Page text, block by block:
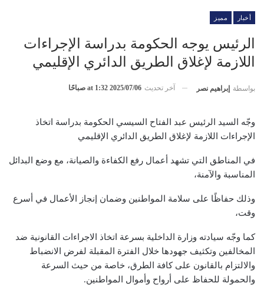
أخبار مميز
الرئيس يوجه الحكومة بدراسة الإجراءات
اللازمة لإغلاق الطريق الدائري الإقليمي
بواسطة إبراهيم نصر آخر تحديث 2025/07/06 at 1:32 صباحًا
وجّه السيد الرئيس عبد الفتاح السيسي الحكومة بدراسة اتخاذ
الإجراءات اللازمة لإغلاق الطريق الدائري الإقليمي
في المناطق التي تشهد أعمال رفع الكفاءة والصيانة، مع وضع البدائل
المناسبة والآمنة،
وذلك حفاظًا على سلامة المواطنين وضمان إنجاز الأعمال في أسرع
وقت،
كما وجّه سيادته وزارة الداخلية بسرعة اتخاذ الاجراءات القانونية ضد
المخالفين وتكثيف جهودها خلال الفترة المقبلة لفرض الانضباط
والالتزام بالقانون على كافة الطرق، خاصة من حيث السرعة
والحمولة للحفاظ على أرواح وأموال المواطنين.